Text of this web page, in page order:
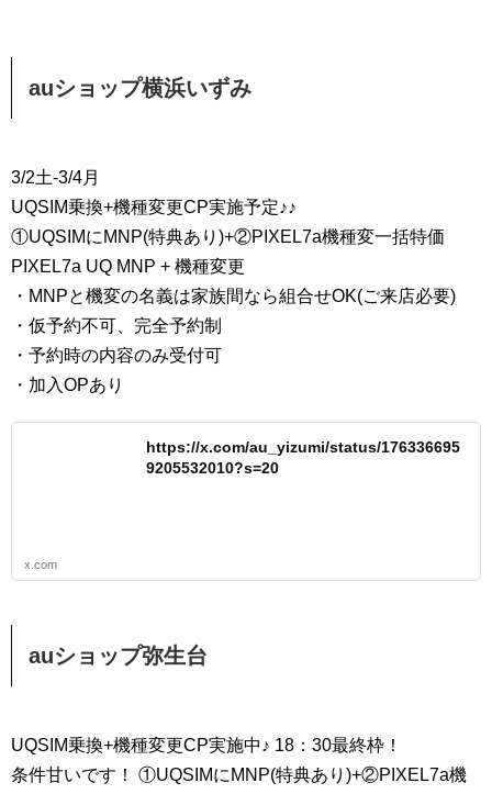
auショップ横浜いずみ
3/2土-3/4月
UQSIM乗換+機種変更CP実施予定♪♪
①UQSIMにMNP(特典あり)+②PIXEL7a機種変一括特価
PIXEL7a UQ MNP + 機種変更
・MNPと機変の名義は家族間なら組合せOK(ご来店必要)
・仮予約不可、完全予約制
・予約時の内容のみ受付可
・加入OPあり
https://x.com/au_yizumi/status/176336695
9205532010?s=20
x.com
auショップ弥生台
UQSIM乗換+機種変更CP実施中♪ 18：30最終枠！
条件甘いです！ ①UQSIMにMNP(特典あり)+②PIXEL7a機